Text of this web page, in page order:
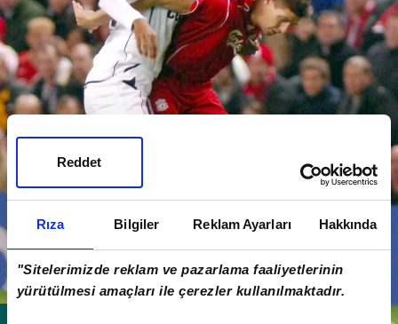
Rıza Bilgiler Reklam Ayarları Hakkında
"Sitelerimizde reklam ve pazarlama faaliyetlerinin
yürütülmesi amaçları ile çerezler kullanılmaktadır.
Reddet